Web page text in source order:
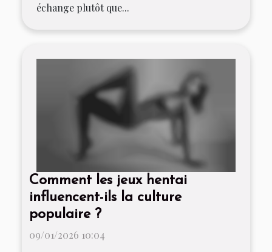
échange plutôt que...
Comment les jeux hentai
influencent-ils la culture
populaire ?
09/01/2026 10:04